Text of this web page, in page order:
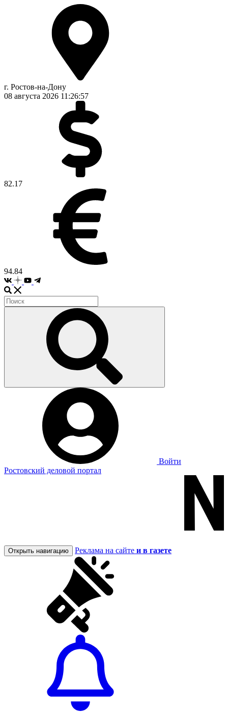
г. Ростов-на-Дону
08 августа 2026 11:26:58
82.17
94.84
Войти
Ростовский деловой портал
Открыть навигацию Реклама на сайте и в газете